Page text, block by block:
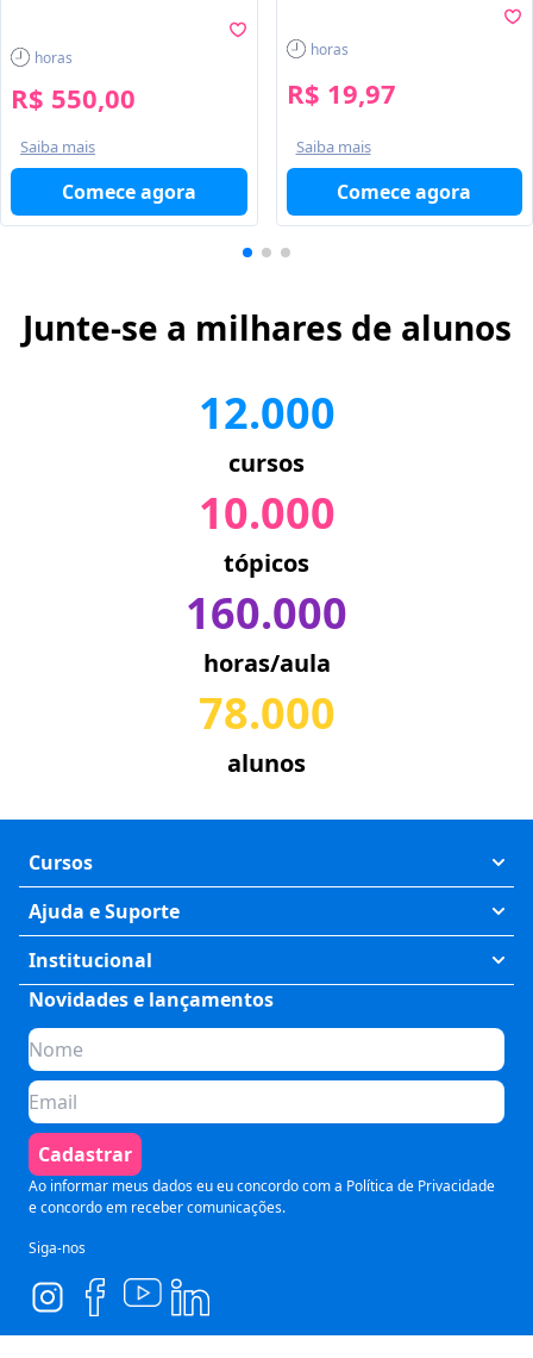
horas
R$ 550,00
Saiba mais
Comece agora
horas
R$ 19,97
Saiba mais
Comece agora
Junte-se a milhares de alunos
12.000
cursos
10.000
tópicos
160.000
horas/aula
78.000
alunos
Cursos
Exatas
Humanas
Saúde
Tecnologia
Preparatórios
Comunicação
Pós Graduação
Ajuda e Suporte
Meus Cursos
Fale Conosco
Perguntas Frequentes
Formas de Pagamento
Política de Cancelamento
Termos de Uso
Segurança e Privacidade
Institucional
Quem somos
Planos de assinatura
Para Empresas
Seja um parceiro
Blog
Novidades e lançamentos
Cadastrar
Ao informar meus dados eu eu concordo com a Política de Privacidade
e concordo em receber comunicações.
Siga-nos